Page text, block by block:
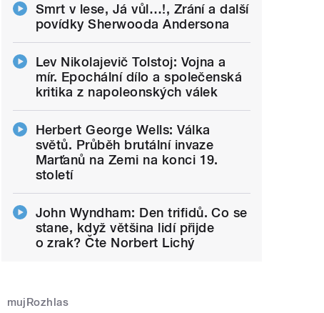
Smrt v lese, Já vůl…!, Zrání a další
povídky Sherwooda Andersona
Lev Nikolajevič Tolstoj: Vojna a
mír. Epochální dílo a společenská
kritika z napoleonských válek
Herbert George Wells: Válka
světů. Průběh brutální invaze
Marťanů na Zemi na konci 19.
století
John Wyndham: Den trifidů. Co se
stane, když většina lidí přijde
o zrak? Čte Norbert Lichý
mujRozhlas